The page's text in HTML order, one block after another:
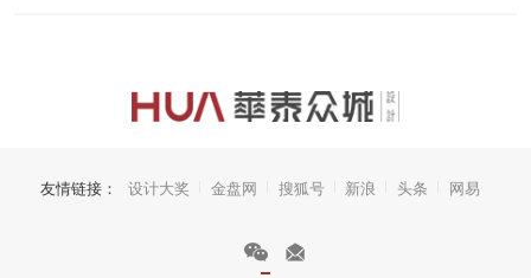
友情链接： 设计大奖 金盘网 搜狐号 新浪 头条 网易